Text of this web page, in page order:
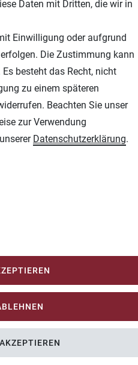
Datenschutz Impressum
und Plotterfolien
Farben - Bringen Sie Farbe ins
Daten mit Dritten, die wir in
Einwilligung oder aufgrund
Die Zustimmung kann
besteht das Recht, nicht
zu einem späteren
Beachten Sie unser
zur Verwendung
Daten­schutz­erklärung.